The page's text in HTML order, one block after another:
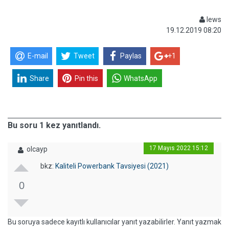
lews
19.12.2019 08:20
E-mail Tweet Paylas +1
Share Pin this WhatsApp
Bu soru 1 kez yanıtlandı.
olcayp 17 Mayıs 2022 15:12
0
bkz: Kaliteli Powerbank Tavsiyesi (2021)
Bu soruya sadece kayıtlı kullanıcılar yanıt yazabilirler. Yanıt yazmak